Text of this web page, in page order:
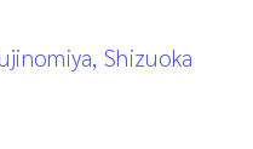
Shizuoka